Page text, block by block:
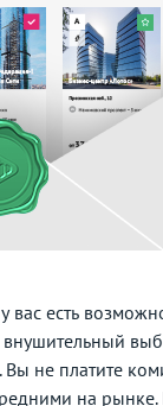
вас есть
внушительный
Вы не платите
на